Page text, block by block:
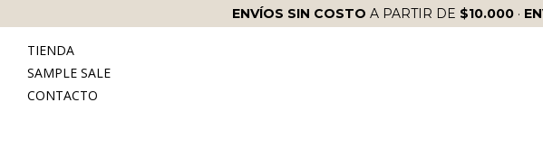
ENVÍOS SIN COSTO A PARTIR DE $10.000·
TIENDA
SAMPLE SALE
CONTACTO